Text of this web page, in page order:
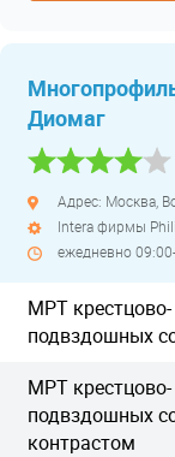
Диомаг
Адрес: Москва,
Intera фирмы
ежедневно
МРТ крестцово-
подвздошных
МРТ крестцово-
подвздошных
контрастом